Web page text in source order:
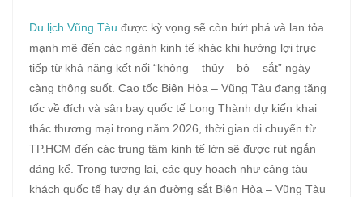
Du lịch Vũng Tàu được kỳ vọng sẽ còn bứt phá và lan tỏa
mạnh mẽ đến các ngành kinh tế khác khi hưởng lợi trực
tiếp từ khả năng kết nối “không – thủy – bộ – sắt” ngày
càng thông suốt. Cao tốc Biên Hòa – Vũng Tàu đang tăng
tốc về đích và sân bay quốc tế Long Thành dự kiến khai
thác thương mại trong năm 2026, thời gian di chuyển từ
TP.HCM đến các trung tâm kinh tế lớn sẽ được rút ngắn
đáng kể. Trong tương lai, các quy hoạch như cảng tàu
khách quốc tế hay dự án đường sắt Biên Hòa – Vũng Tàu